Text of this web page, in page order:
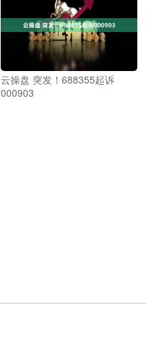
云操盘 突发！688355起诉
000903